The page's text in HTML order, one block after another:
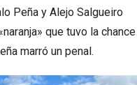
Peña y Alejo Salgueiro
que tuvo la chance
marró un penal.